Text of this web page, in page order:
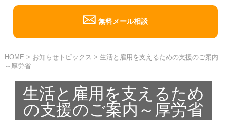
無料メール相談
HOME > お知らせトピックス > 生活と雇用を支えるための支援のご案内
～厚労省
生活と雇用を支えるため
の支援のご案内～厚労省